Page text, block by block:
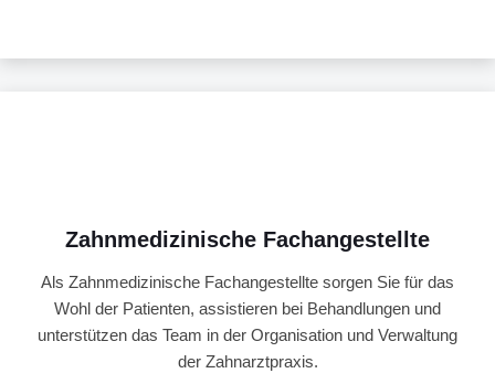
Zahnmedizinische Fachangestellte
Als Zahnmedizinische Fachangestellte sorgen Sie für das
Wohl der Patienten, assistieren bei Behandlungen und
unterstützen das Team in der Organisation und Verwaltung
der Zahnarztpraxis.